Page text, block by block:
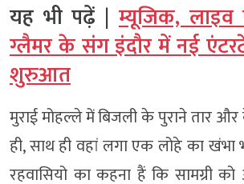
यह भी पढ़ें |म्यूजिक, लाइव
ग्लैमर के संग इंदौर में नई
शुरुआत
मुराई मोहल्ले में बिजली के पुराने तार
ही, साथ ही वहां लगा एक लोहे का खंभा
रहवासियो का कहना हैं कि सामग्री